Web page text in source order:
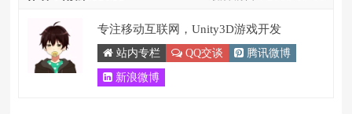
专注移动互联网，Unity3D游戏开发
站内专栏 QQ交谈 腾讯微博
新浪微博